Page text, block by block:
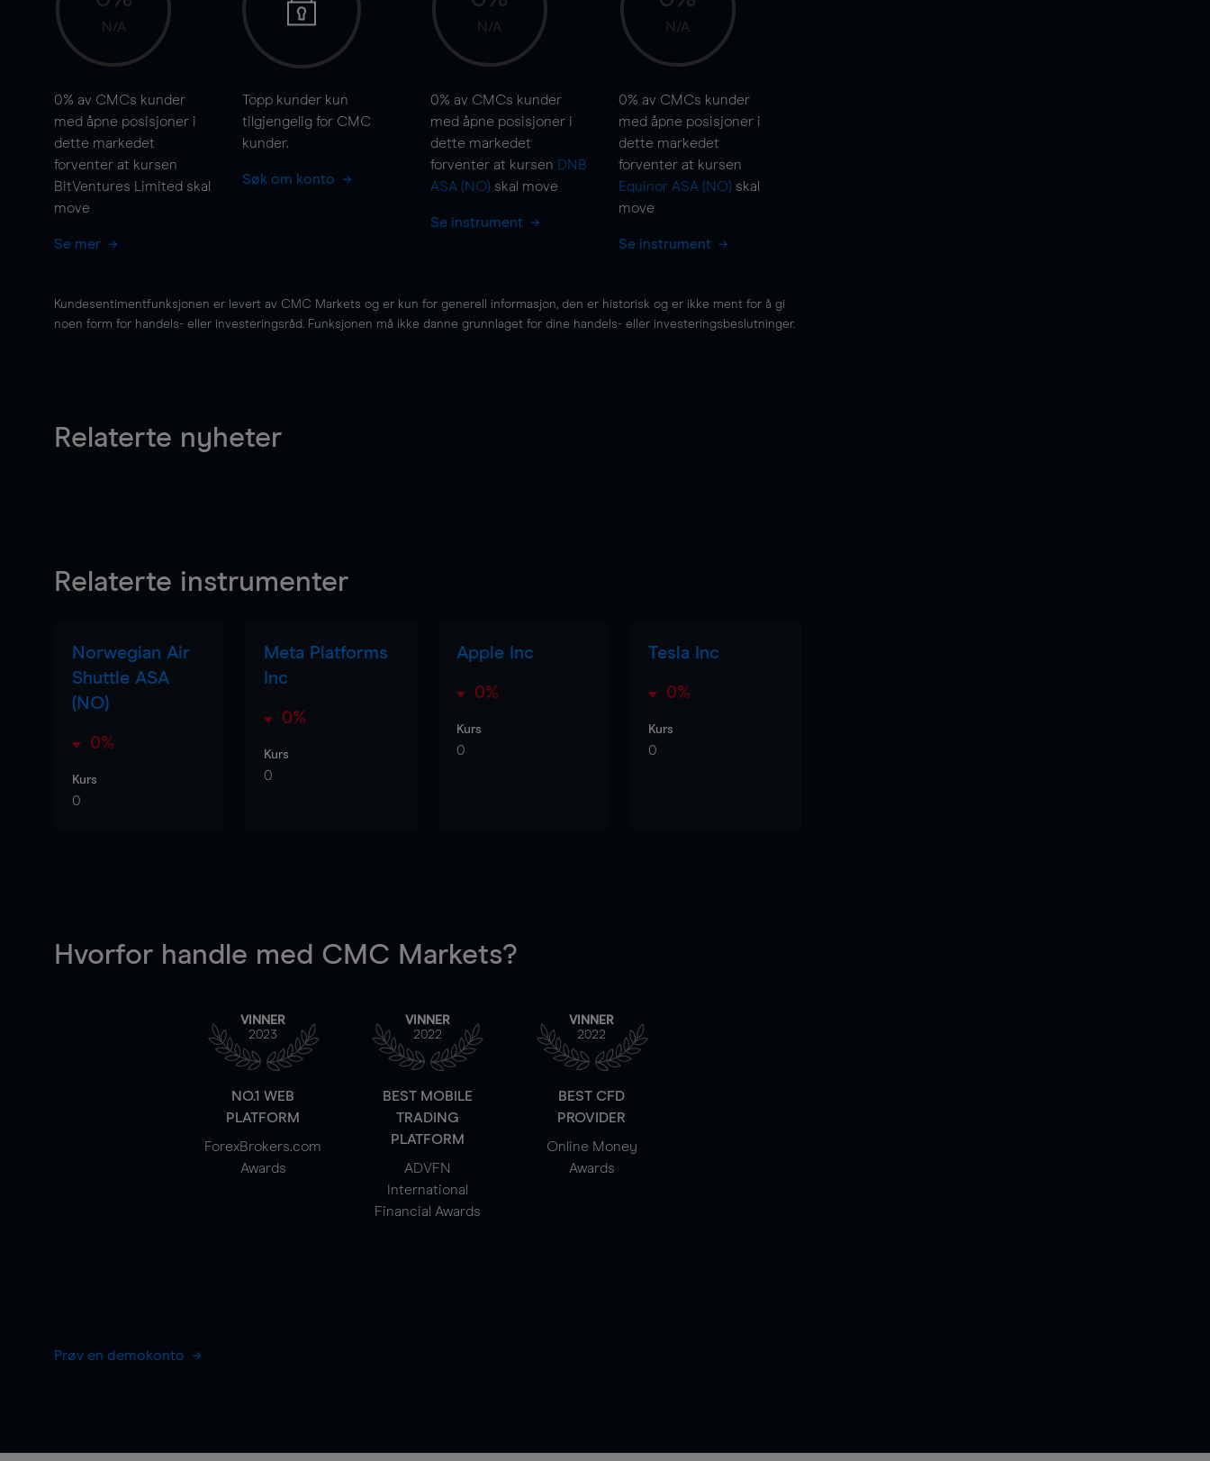
N/A
0% av CMCs kunder
med åpne posisjoner i
dette markedet
forventer at kursen
BitVentures Limited skal
move
Se mer
Topp kunder kun
tilgjengelig for CMC
kunder.
Søk om konto
N/A
0% av CMCs kunder
med åpne posisjoner i
dette markedet
forventer at kursen DNB
ASA (NO) skal move
Se instrument
N/A
0% av CMCs kunder
med åpne posisjoner i
dette markedet
forventer at kursen
Equinor ASA (NO) skal
move
Se instrument
Kundesentimentfunksjonen er levert av CMC Markets og er kun for generell informasjon, den er historisk og er ikke ment for å gi
noen form for handels- eller investeringsråd. Funksjonen må ikke danne grunnlaget for dine handels- eller investeringsbeslutninger.
Relaterte nyheter
Relaterte instrumenter
Norwegian Air
Shuttle ASA
(NO)
0%
Kurs
0
Meta Platforms
Inc
0%
Kurs
0
Apple Inc
0%
Kurs
0
Tesla Inc
0%
Kurs
0
Hvorfor handle med CMC Markets?
VINNER
2023
NO.1 WEB
PLATFORM
ForexBrokers.com
Awards
VINNER
2022
BEST MOBILE
TRADING
PLATFORM
ADVFN
International
Financial Awards
VINNER
2022
BEST CFD
PROVIDER
Online Money
Awards
Prøv en demokonto